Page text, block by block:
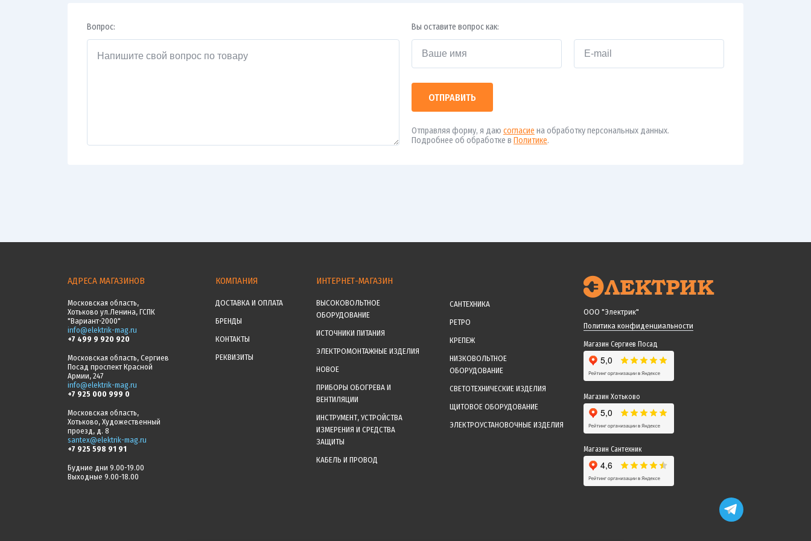
Вопрос: Вы оставите вопрос как:
ОТПРАВИТЬ
Отправляя форму, я даю согласие на обработку персональных данных.
Подробнее об обработке в Политике.
АДРЕСА МАГАЗИНОВ
Московская область,
Хотьково ул.Ленина, ГСПК
"Вариант-2000"
info@elektrik-mag.ru
+7 499 9 920 920
Московская область, Сергиев
Посад проспект Красной
Армии, 247
info@elektrik-mag.ru
+7 925 000 999 0
Московская область,
Хотьково, Художественный
проезд, д. 8
santex@elektrik-mag.ru
+7 925 598 91 91
Будние дни 9.00-19.00
Выходные 9.00-18.00
КОМПАНИЯ
ДОСТАВКА И ОПЛАТА
БРЕНДЫ
КОНТАКТЫ
РЕКВИЗИТЫ
ИНТЕРНЕТ-МАГАЗИН
ВЫСОКОВОЛЬТНОЕ
ОБОРУДОВАНИЕ
ИСТОЧНИКИ ПИТАНИЯ
ЭЛЕКТРОМОНТАЖНЫЕ ИЗДЕЛИЯ
НОВОЕ
ПРИБОРЫ ОБОГРЕВА И
ВЕНТИЛЯЦИИ
ИНСТРУМЕНТ, УСТРОЙСТВА
ИЗМЕРЕНИЯ И СРЕДСТВА
ЗАЩИТЫ
КАБЕЛЬ И ПРОВОД
САНТЕХНИКА
РЕТРО
КРЕПЕЖ
НИЗКОВОЛЬТНОЕ
ОБОРУДОВАНИЕ
СВЕТОТЕХНИЧЕСКИЕ ИЗДЕЛИЯ
ЩИТОВОЕ ОБОРУДОВАНИЕ
ЭЛЕКТРОУСТАНОВОЧНЫЕ ИЗДЕЛИЯ
ООО "Электрик"
Политика конфиденциальности
Магазин Сергиев Посад
Магазин Хотьково
Магазин Сантехник